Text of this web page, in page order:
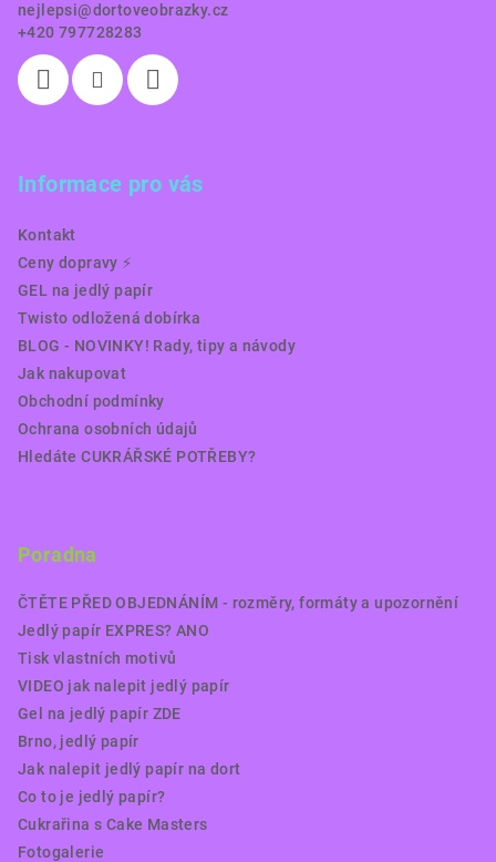
nejlepsi@dortoveobrazky.cz
+420 797728283
Informace pro vás
Kontakt
Ceny dopravy ⚡️
GEL na jedlý papír
Twisto odložená dobírka
BLOG - NOVINKY! Rady, tipy a návody
Jak nakupovat
Obchodní podmínky
Ochrana osobních údajů
Hledáte CUKRÁŘSKÉ POTŘEBY?
Poradna
ČTĚTE PŘED OBJEDNÁNÍM - rozměry, formáty a upozornění
Jedlý papír EXPRES? ANO
Tisk vlastních motivů
VIDEO jak nalepit jedlý papír
Gel na jedlý papír ZDE
Brno, jedlý papír
Jak nalepit jedlý papír na dort
Co to je jedlý papír?
Cukrařina s Cake Masters
Fotogalerie